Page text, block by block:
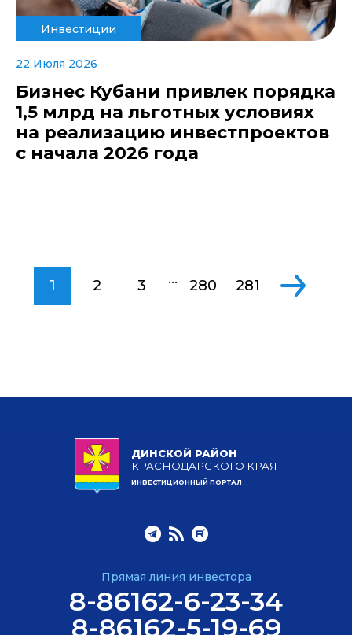
Инвестиции
22 Июля 2026
Бизнес Кубани привлек порядка
1,5 млрд на льготных условиях
на реализацию инвестпроектов
с начала 2026 года
1 2 3 ... 280 281
ДИНСКОЙ РАЙОН
КРАСНОДАРСКОГО КРАЯ
ИНВЕСТИЦИОННЫЙ ПОРТАЛ
Прямая линия инвестора
8-86162-6-23-34
8-86162-5-19-69